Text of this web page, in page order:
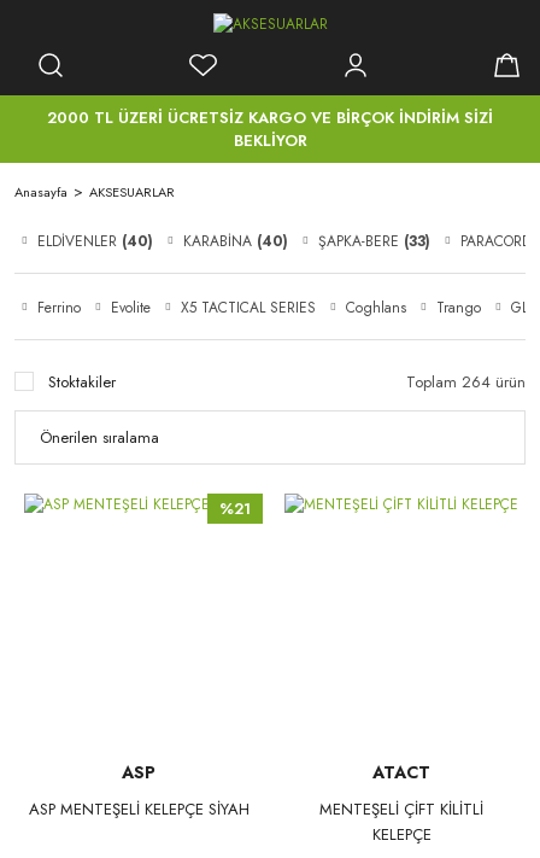
2000 TL ÜZERİ ÜCRETSİZ KARGO VE BİRÇOK İNDİRİM SİZİ
BEKLİYOR
Anasayfa AKSESUARLAR
ELDİVENLER (40) KARABİNA (40) ŞAPKA-BERE (33) PARACORD
Ferrino Evolite X5 TACTICAL SERIES Coghlans Trango
Stoktakiler Toplam 264 ürün
%21
ASP
ASP MENTEŞELİ KELEPÇE SİYAH
ATACT
MENTEŞELİ ÇİFT KİLİTLİ
KELEPÇE